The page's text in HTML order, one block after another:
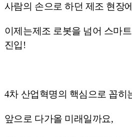
사람의 손으로 하던 제조 현장
이제는제조 로봇을 넘어 스마
진입!
4차 산업혁명의 핵심으로 꼽히
앞으로 다가올 미래일까요,